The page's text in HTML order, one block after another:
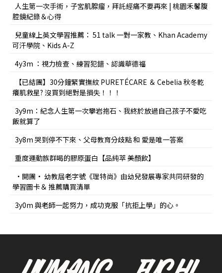
人生第一次手術，子宮肌腺瘤，拜託經痛不要再來 | 桃園禾馨腹
腔鏡紀錄＆心得
兒童線上英文學習推薦： 51 talk 一對一家教、Khan Academy
可汗學院、Kids A-Z
4y3m ：視力檢查、練習犯錯、認識華德福
【已結團】30分鐘緊實撫紋 PURETÉCARE ＆ Cebelia 秋冬乾
癢肌救星? 沒買到絕對是損失！！！
3y9m：紀念人生第一次攀岩抱石、我終於放過自己孩子不愛吃
飯就算了
3y8m 哭到停不下來、父母教育分歧點 和 愛是唯一答案
重度運動族群喝的膠原蛋白【品純萃 美顏飲】
•開團• 幼教屆老字號《理特尚》由幼兒發展專家共同研發的
學習圖卡＆ 推薦購買清單
3y0m 與老師一起努力，成功克服「抗拒上學」的心。